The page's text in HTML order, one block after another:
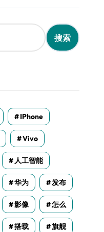
IPhone
Vivo
人工智能
华为 发布
影像 怎么
搭载 旗舰